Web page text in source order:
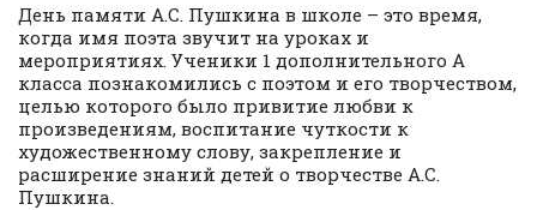
День памяти А.С. Пушкина в школе – это время,
когда имя поэта звучит на уроках и
мероприятиях. Ученики 1 дополнительного А
класса познакомились с поэтом и его творчеством,
целью которого было привитие любви к
произведениям, воспитание чуткости к
художественному слову, закрепление и
расширение знаний детей о творчестве А.С.
Пушкина.